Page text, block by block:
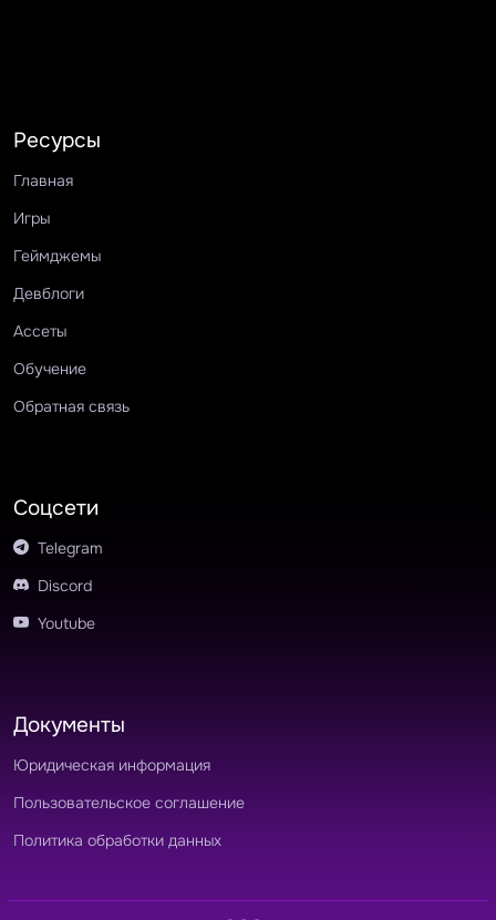
Ресурсы
Главная
Игры
Геймджемы
Девблоги
Ассеты
Обучение
Обратная связь
Соцсети
Telegram
Discord
Youtube
Документы
Юридическая информация
Пользовательское соглашение
Политика обработки данных